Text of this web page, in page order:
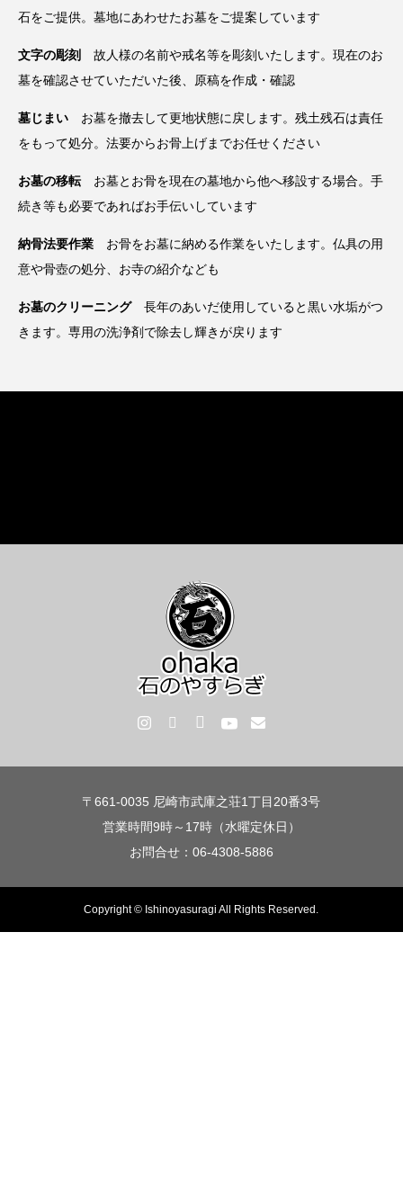
石をご提供。墓地にあわせたお墓をご提案しています
文字の彫刻
故人様の名前や戒名等を彫刻いたします。現在のお
墓を確認させていただいた後、原稿を作成・確認
墓じまい お墓を撤去して更地状態に戻します。残土残石は責任
をもって処分。法要からお骨上げまでお任せください
お墓の移転お墓とお骨を現在の墓地から他へ移設する場合。手
続き等も必要であればお手伝いしています
納骨法要作業 お骨をお墓に納める作業をいたします。仏具の用
意や骨壺の処分、お寺の紹介なども
お墓のクリーニング長年のあいだ使用していると黒い水垢がつ
きます。専用の洗浄剤で除去し輝きが戻ります
〒661-0035 尼崎市武庫之荘1丁目20番3号
営業時間9時～17時（水曜定休日）
お問合せ：06-4308-5886
Copyright © Ishinoyasuragi All Rights Reserved.